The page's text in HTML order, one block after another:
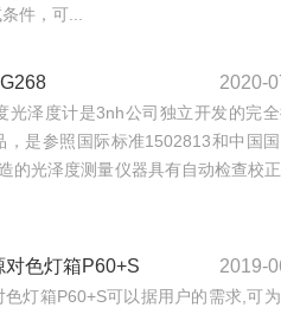
件，可...
2020-
光泽度计是3nh公司独立开发的完
，是参照国际标准1502813和中国
的光泽度测量仪器具有自动检查校
色灯箱P60+S 2019-
灯箱P60+S可以据用户的需求,可